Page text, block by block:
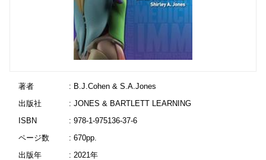
著者
: B.J.Cohen & S.A.Jones
出版社
: JONES & BARTLETT LEARNING
ISBN
: 978-1-975136-37-6
ページ数
: 670pp.
出版年
: 2021年